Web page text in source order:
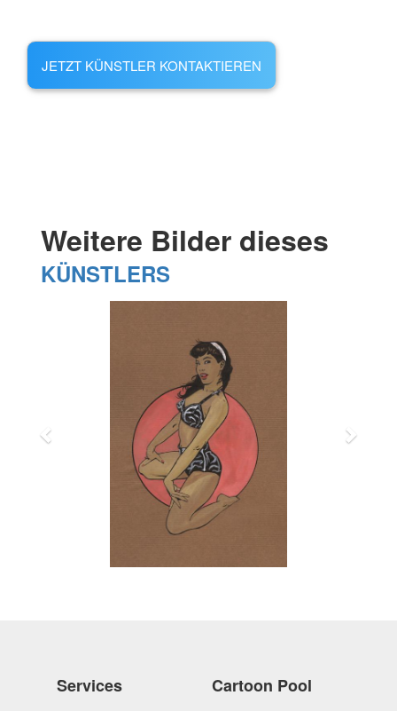
JETZT KÜNSTLER KONTAKTIEREN
Weitere Bilder dieses
KÜNSTLERS
Services Cartoon Pool